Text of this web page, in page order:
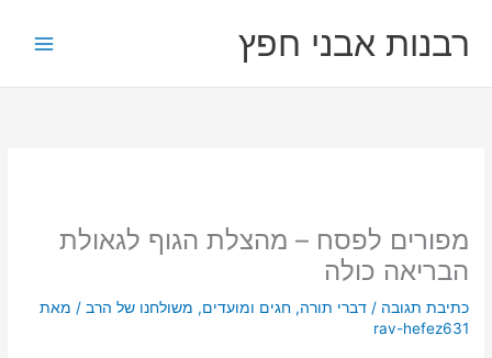
לתוכןרבנות אבני חפץ
מפורים לפסח – מהצלת הגוף לגאולת
הבריאה כולה
כתיבת תגובה /דברי תורה,חגים ומועדים, משולחנו של הרב / מאת
rav-hefez631